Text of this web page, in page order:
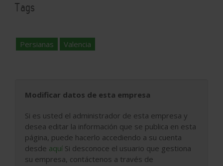
Tags
Persianas Valencia
Modificar datos de esta empresa
Si es usted el administrador de esta empresa y
desea editar la información que se publica en esta
página, puede hacerlo accediendo a su cuenta
desde aquí Si desconoce el usuario que gestiona
su empresa, contáctenos a través de